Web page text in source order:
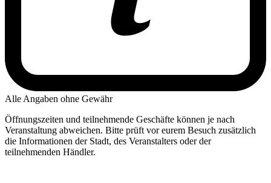
Alle Angaben ohne Gewähr
Öffnungszeiten und teilnehmende Geschäfte können je nach
Veranstaltung abweichen. Bitte prüft vor eurem Besuch zusätzlich
die Informationen der Stadt, des Veranstalters oder der
teilnehmenden Händler.